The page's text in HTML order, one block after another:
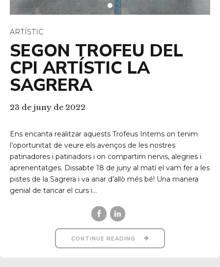
ARTÍSTIC
SEGON TROFEU DEL
CPI ARTÍSTIC LA
SAGRERA
23 de juny de 2022
Ens encanta realitzar aquests Trofeus Interns on tenim
l’oportunitat de veure els avenços de les nostres
patinadores i patinadors i on compartim nervis, alegries i
aprenentatges. Dissabte 18 de juny al matí el vam fer a les
pistes de la Sagrera i va anar d’allò més bé! Una manera
genial de tancar el curs i...
CONTINUE READING